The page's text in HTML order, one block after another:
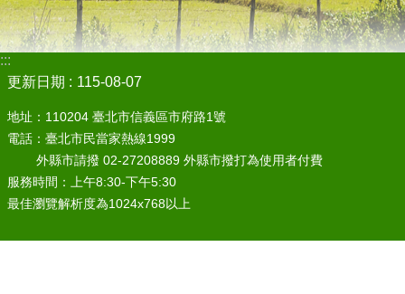
:::
更新日期
115-08-07
地址：110204 臺北市信義區市府路1號
電話：臺北市民當家熱線1999
外縣市請撥 02-27208889 外縣市撥打為使用者付費
服務時間：上午8:30-下午5:30
最佳瀏覽解析度為1024x768以上